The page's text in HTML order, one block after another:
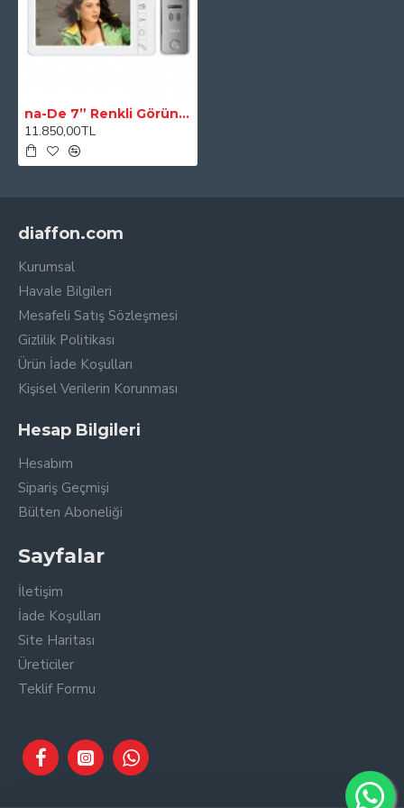
na-De 7” Renkli Görüntülü Handsfree 1’li Villa Set (4 kablo)
11.850,00TL
diaffon.com
Kurumsal
Havale Bilgileri
Mesafeli Satış Sözleşmesi
Gizlilik Politikası
Ürün İade Koşulları
Kişisel Verilerin Korunması
Hesap Bilgileri
Hesabım
Sipariş Geçmişi
Bülten Aboneliği
Sayfalar
İletişim
İade Koşulları
Site Haritası
Üreticiler
Teklif Formu